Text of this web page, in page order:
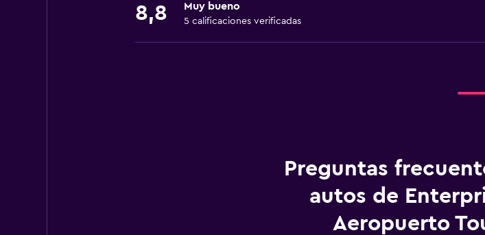
8,8 Muy bueno
5 calificaciones verificadas
Preguntas
autos de
Aeropuerto